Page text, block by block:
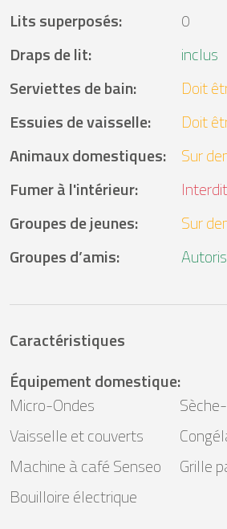
Lits superposés:
0
Draps de lit:
inclus
Serviettes de bain:
Doit
Essuies de vaisselle:
Doit
Animaux domestiques:
Sur
Fumer à l'intérieur:
Groupes de jeunes:
Sur
Groupes d’amis:
Caractéristiques
Équipement domestique:
Micro-Ondes
Vaisselle et couverts
Machine à café Senseo
Grille
Bouilloire électrique